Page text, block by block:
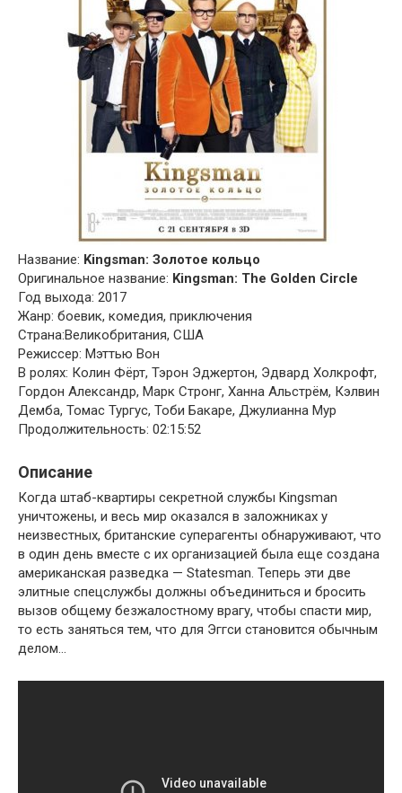
Название: Kingsman: Золотое кольцо
Оригинальное название: Kingsman: The Golden Circle
Год выхода: 2017
Жанр: боевик, комедия, приключения
Страна:Великобритания, США
Режиссер: Мэттью Вон
В ролях: Колин Фёрт, Тэрон Эджертон, Эдвард Холкрофт,
Гордон Александр, Марк Стронг, Ханна Альстрём, Кэлвин
Демба, Томас Тургус, Тоби Бакаре, Джулианна Мур
Продолжительность: 02:15:52
Описание
Когда штаб-квартиры секретной службы Kingsman
уничтожены, и весь мир оказался в заложниках у
неизвестных, британские суперагенты обнаруживают, что
в один день вместе с их организацией была еще создана
американская разведка — Statesman. Теперь эти две
элитные спецслужбы должны объединиться и бросить
вызов общему безжалостному врагу, чтобы спасти мир,
то есть заняться тем, что для Эггси становится обычным
делом…